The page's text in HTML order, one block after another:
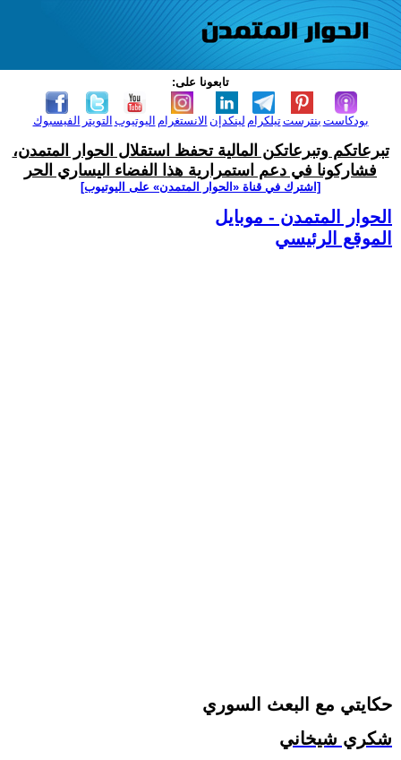
تابعونا على:
الفيسبوك التويتر اليوتيوب الانستغرام لينكدإن تيلكرامبنترست بودكاست
تبرعاتكم وتبرعاتكن المالية تحفظ استقلال الحوار المتمدن،
فشاركونا في دعم استمرارية هذا الفضاء اليساري الحر
[اشترك في قناة ‫«الحوار المتمدن» على اليوتيوب]
الحوار المتمدن - موبايل
الموقع الرئيسي
حكايتي مع البعث السوري
شكري شيخاني